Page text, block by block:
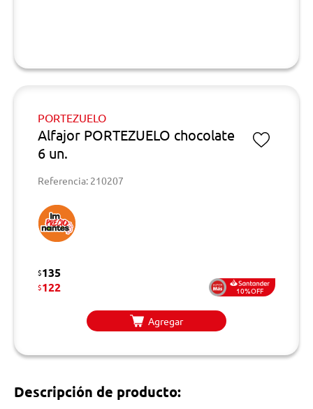
PORTEZUELO
Alfajor PORTEZUELO chocolate
6 un.
Referencia: 210207
$135
$122 10%OFF
Agregar
Descripción de producto: